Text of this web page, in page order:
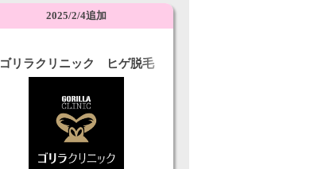
2025/2/4追加
ゴリラクリニック ヒゲ脱毛